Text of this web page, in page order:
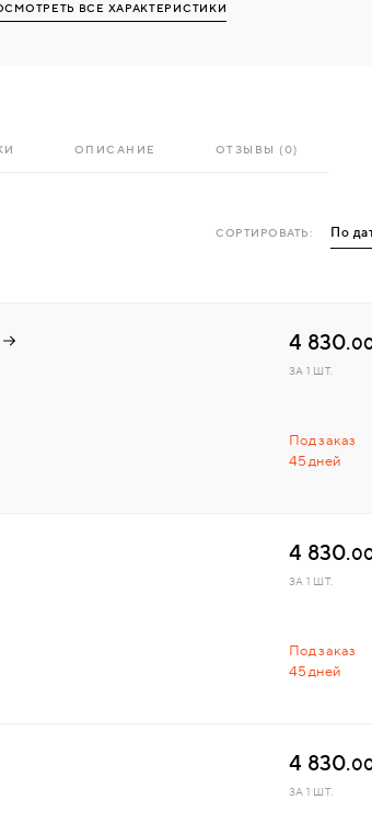
ВСЕ ХАРАКТЕРИСТИКИ
ОПИСАНИЕ ОТЗЫВЫ (0)
СОРТИРОВАТЬ:
Под заказ
45 дней
4 830.
ЗА 1 ШТ.
Под заказ
45 дней
4 830.
ЗА 1 ШТ.
4 830.
ЗА 1 ШТ.